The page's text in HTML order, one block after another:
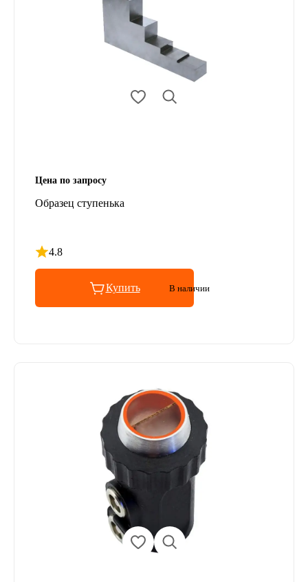
Цена по запросу
Образец ступенька
4.8
Рейтинг 4.8 из 5
Купить В наличии